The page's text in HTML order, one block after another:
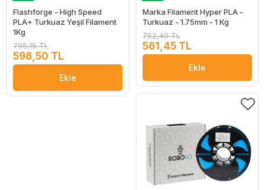
Flashforge - High Speed
PLA+ Turkuaz Yeşil Filament
1Kg
795,15 TL
598,50 TL
Ekle
Marka Filament Hyper PLA -
Turkuaz - 1.75mm - 1 Kg
752,40 TL
561,45 TL
Ekle